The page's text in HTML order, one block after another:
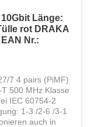
Länge:
rot DRAKA
Nr.:
7 4 pairs (PiMF)
500 MHz Klasse
IEC 60754-2
1-3 /2-6 /3-1
auch in